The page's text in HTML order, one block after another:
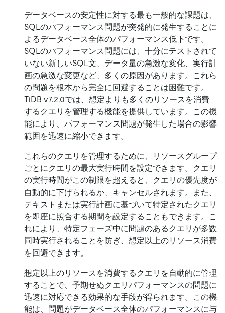
データベースの安定性に対する最も一般的な課題は、
SQLのパフォーマンス問題が突発的に発生することに
よるデータベース全体のパフォーマンス低下です。
SQLのパフォーマンス問題には、十分にテストされて
いない新しいSQL文、データ量の急激な変化、実行計
画の急激な変更など、多くの原因があります。これら
の問題を根本から完全に回避することは困難です。
TiDB v7.2.0では、想定よりも多くのリソースを消費
するクエリを管理する機能を提供しています。この機
能により、パフォーマンス問題が発生した場合の影響
範囲を迅速に縮小できます。
これらのクエリを管理するために、リソースグループ
ごとにクエリの最大実行時間を設定できます。クエリ
の実行時間がこの制限を超えると、クエリの優先度が
自動的に下げられるか、キャンセルされます。また、
テキストまたは実行計画に基づいて特定されたクエリ
を即座に照合する期間を設定することもできます。こ
れにより、特定フェーズ中に問題のあるクエリが多数
同時実行されることを防ぎ、想定以上のリソース消費
を回避できます。
想定以上のリソースを消費するクエリを自動的に管理
することで、予期せぬクエリパフォーマンスの問題に
迅速に対応できる効果的な手段が得られます。この機
能は、問題がデータベース全体のパフォーマンスに与